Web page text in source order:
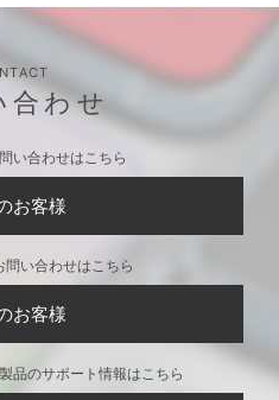
合わせ
い合わせはこちら
お客様
問い合わせはこちら
お客様
品のサポート情報はこちら